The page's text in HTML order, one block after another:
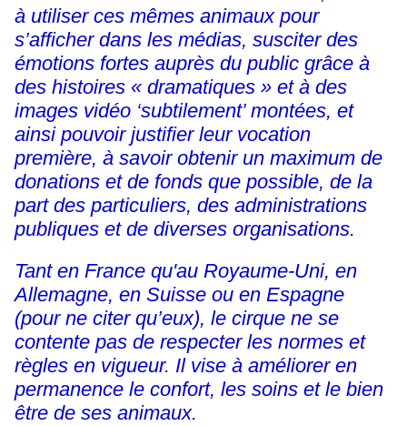
à utiliser ces mêmes animaux pour
s’afficher dans les médias, susciter des
émotions fortes auprès du public grâce à
des histoires « dramatiques » et à des
images vidéo ‘subtilement’ montées, et
ainsi pouvoir justifier leur vocation
première, à savoir obtenir un maximum de
donations et de fonds que possible, de la
part des particuliers, des administrations
publiques et de diverses organisations.
Tant en France qu'au Royaume-Uni, en
Allemagne, en Suisse ou en Espagne
(pour ne citer qu’eux), le cirque ne se
contente pas de respecter les normes et
règles en vigueur. Il vise à améliorer en
permanence le confort, les soins et le bien
être de ses animaux.